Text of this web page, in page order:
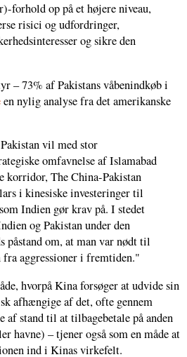
op på et højere niveau,
risici og udfordringer,
og sikre den
– 73% af Pakistans våbenindkøb i
en nylig analyse fra det amerikanske
vil med stor
omfavnelse af Islamabad
korridor, The China-Pakistan
i kinesiske investeringer til
Indien gør krav på. I stedet
og Pakistan under den
påstand om, at man var nødt til
aggressioner i fremtiden."
hvorpå Kina forsøger at udvide sin
afhængige af det, ofte gennem
af stand til at tilbagebetale på anden
havne) – tjener også som en måde at
ind i Kinas virkefelt.